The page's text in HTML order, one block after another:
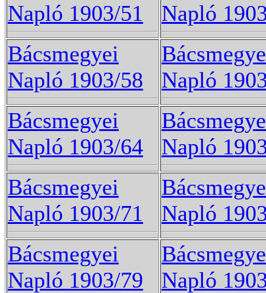
Napló 1903/51
Napló
Bácsmegyei
Napló 1903/58
Napló
Bácsmegyei
Napló 1903/64
Napló
Bácsmegyei
Napló 1903/71
Napló
Bácsmegyei
Napló 1903/79
Napló